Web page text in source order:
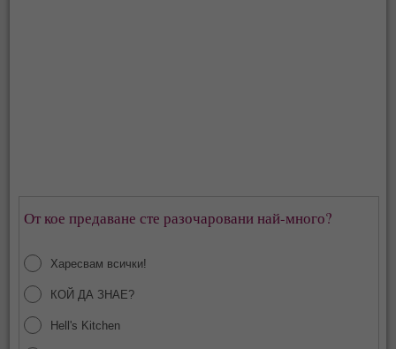
От кое предаване сте разочаровани най-много?
Харесвам всички!
КОЙ ДА ЗНАЕ?
Hell's Kitchen